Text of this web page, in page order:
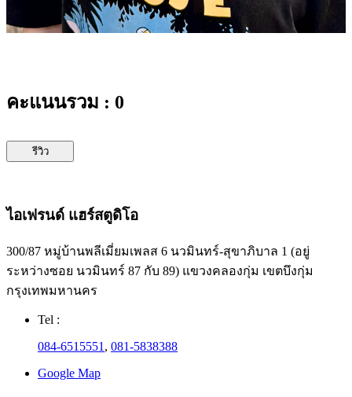
คะแนนรวม : 0
รีวิว
ไอเฟรนด์ แฮร์สตูดิโอ
300/87 หมู่บ้านพลีเมี่ยมเพลส 6 นวมินทร์-สุขาภิบาล 1 (อยู่
ระหว่างซอย นวมินทร์ 87 กับ 89) แขวงคลองกุ่ม เขตบึงกุ่ม
กรุงเทพมหานคร
Tel :
084-6515551 , 081-5838388
Google Map